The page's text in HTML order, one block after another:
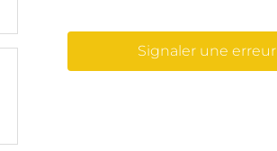
Signaler une erreur